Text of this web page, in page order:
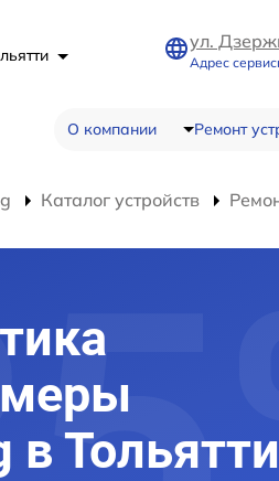
ул.
Адрес
О компании Ремонт
Каталог устройств
в Тольятти